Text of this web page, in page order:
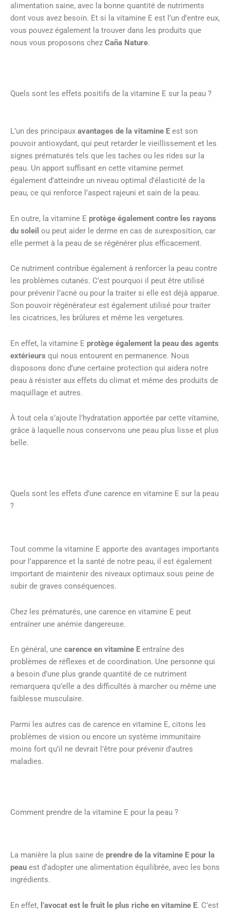
alimentation saine, avec la bonne quantité de nutriments
dont vous avez besoin. Et si la vitamine E est l’un d’entre eux,
vous pouvez également la trouver dans les produits que
nous vous proposons chez Caña Nature.
Quels sont les effets positifs de la vitamine E sur la peau ?
L’un des principaux avantages de la vitamine E est son
pouvoir antioxydant, qui peut retarder le vieillissement et les
signes prématurés tels que les taches ou les rides sur la
peau. Un apport suffisant en cette vitamine permet
également d’atteindre un niveau optimal d’élasticité de la
peau, ce qui renforce l’aspect rajeuni et sain de la peau.
En outre, la vitamine E protège également contre les rayons
du soleil ou peut aider le derme en cas de surexposition, car
elle permet à la peau de se régénérer plus efficacement.
Ce nutriment contribue également à renforcer la peau contre
les problèmes cutanés. C’est pourquoi il peut être utilisé
pour prévenir l’acné ou pour la traiter si elle est déjà apparue.
Son pouvoir régénérateur est également utilisé pour traiter
les cicatrices, les brûlures et même les vergetures.
En effet, la vitamine E protège également la peau des agents
extérieurs qui nous entourent en permanence. Nous
disposons donc d’une certaine protection qui aidera notre
peau à résister aux effets du climat et même des produits de
maquillage et autres.
À tout cela s’ajoute l’hydratation apportée par cette vitamine,
grâce à laquelle nous conservons une peau plus lisse et plus
belle.
Quels sont les effets d’une carence en vitamine E sur la peau
?
Tout comme la vitamine E apporte des avantages importants
pour l’apparence et la santé de notre peau, il est également
important de maintenir des niveaux optimaux sous peine de
subir de graves conséquences.
Chez les prématurés, une carence en vitamine E peut
entraîner une anémie dangereuse.
En général, une carence en vitamine E entraîne des
problèmes de réflexes et de coordination. Une personne qui
a besoin d’une plus grande quantité de ce nutriment
remarquera qu’elle a des difficultés à marcher ou même une
faiblesse musculaire.
Parmi les autres cas de carence en vitamine E, citons les
problèmes de vision ou encore un système immunitaire
moins fort qu’il ne devrait l’être pour prévenir d’autres
maladies.
Comment prendre de la vitamine E pour la peau ?
La manière la plus saine de prendre de la vitamine E pour la
peau est d’adopter une alimentation équilibrée, avec les bons
ingrédients.
En effet, l’avocat est le fruit le plus riche en vitamine E. C’est